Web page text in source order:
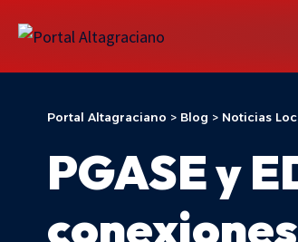
Portal Altagraciano > Blog > Noticias
PGASE y